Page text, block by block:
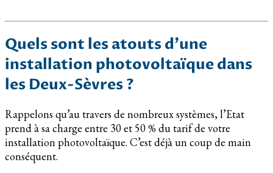
Quels sont les atouts d’une
installation photovoltaïque dans
les Deux-Sèvres ?
Rappelons qu’au travers de nombreux systèmes, l’Etat
prend à sa charge entre 30 et 50 % du tarif de votre
installation photovoltaïque. C’est déjà un coup de main
conséquent.